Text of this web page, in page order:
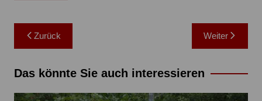
Beitragsnavigation
Zurück Weiter
Das könnte Sie auch interessieren